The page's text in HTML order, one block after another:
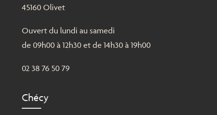
45160 Olivet
Ouvert du lundi au samedi
de 09h00 à 12h30 et de 14h30 à 19h00
02 38 76 50 79
Chécy